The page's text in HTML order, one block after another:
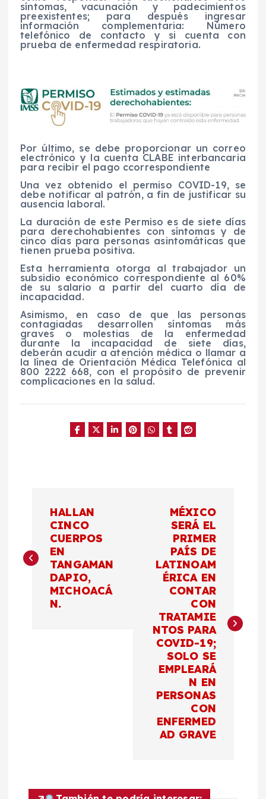
síntomas, vacunación y padecimientos
preexistentes; para después ingresar
información complementaria: Número
telefónico de contacto y si cuenta con
prueba de enfermedad respiratoria.
Por último, se debe proporcionar un correo
electrónico y la cuenta CLABE interbancaria
para recibir el pago ccorrespondiente
Una vez obtenido el permiso COVID-19, se
debe notificar al patrón, a fin de justificar su
ausencia laboral.
La duración de este Permiso es de siete días
para derechohabientes con síntomas y de
cinco días para personas asintomáticas que
tienen prueba positiva.
Esta herramienta otorga al trabajador un
subsidio económico correspondiente al 60%
de su salario a partir del cuarto día de
incapacidad.
Asimismo, en caso de que las personas
contagiadas desarrollen síntomas más
graves o molestias de la enfermedad
durante la incapacidad de siete días,
deberán acudir a atención médica o llamar a
la línea de Orientación Médica Telefónica al
800 2222 668, con el propósito de prevenir
complicaciones en la salud.
v
HALLAN
CINCO
CUERPOS
EN
TANGAMAN
DAPIO,
MICHOACÁ
N.
MÉXICO
SERÁ EL
PRIMER
PAÍS DE
LATINOAM
ÉRICA EN
CONTAR
CON
TRATAMIE
NTOS PARA
COVID-19;
SOLO SE
EMPLEARÁ
N EN
PERSONAS
CON
ENFERMED
AD GRAVE